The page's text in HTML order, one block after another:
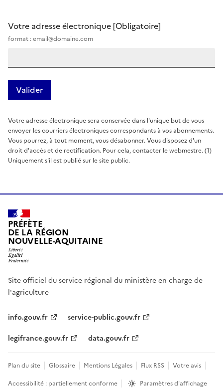
Votre adresse électronique [Obligatoire]
format : email@domaine.com
Votre adresse électronique sera conservée dans l'unique but de vous
envoyer les courriers électroniques correspondants à vos abonnements.
Vous pourrez, à tout moment, vous désabonner. Vous disposez d'un
droit d'accès et de rectification. Pour cela, contacter le webmestre. (1)
Uniquement s'il est publié sur le site public.
PRÉFÈTE
DE LA RÉGION
NOUVELLE-AQUITAINE
Site officiel du service régional du ministère en charge de
l'agriculture
info.gouv.fr
service-public.gouv.fr
legifrance.gouv.fr
data.gouv.fr
Plan du site Glossaire Mentions Légales Flux RSS
Votre avis
Accessibilité : partiellement conforme
Paramètres d'affichage